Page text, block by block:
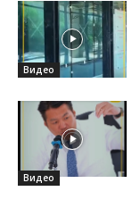
Видео
Видео